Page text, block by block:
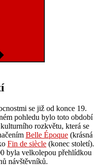
se již od konce 19.
pohledu bylo toto období
rozkvětu, která se
Belle Époque (krásná
Fin de siècle (konec století).
byla velkolepou přehlídkou
návštěvníků.